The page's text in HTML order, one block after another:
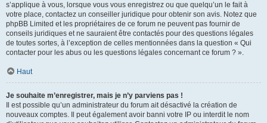
s’applique à vous, lorsque vous vous enregistrez ou que quelqu’un le fait à
votre place, contactez un conseiller juridique pour obtenir son avis. Notez que
phpBB Limited et les propriétaires de ce forum ne peuvent pas fournir de
conseils juridiques et ne sauraient être contactés pour des questions légales
de toutes sortes, à l’exception de celles mentionnées dans la question « Qui
contacter pour les abus ou les questions légales concernant ce forum ? ».
Haut
Je souhaite m’enregistrer, mais je n’y parviens pas !
Il est possible qu’un administrateur du forum ait désactivé la création de
nouveaux comptes. Il peut également avoir banni votre IP ou interdit le nom